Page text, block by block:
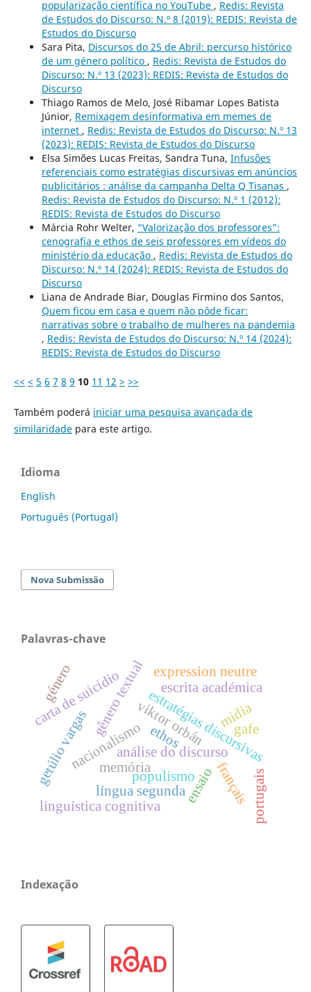
popularização científica no YouTube , Redis: Revista
de Estudos do Discurso: N.º 8 (2019): REDIS: Revista de
Estudos do Discurso
Sara Pita, Discursos do 25 de Abril: percurso histórico
de um género político , Redis: Revista de Estudos do
Discurso: N.º 13 (2023): REDIS: Revista de Estudos do
Discurso
Thiago Ramos de Melo, José Ribamar Lopes Batista
Júnior, Remixagem desinformativa em memes de
internet , Redis: Revista de Estudos do Discurso: N.º 13
(2023): REDIS: Revista de Estudos do Discurso
Elsa Simões Lucas Freitas, Sandra Tuna, Infusões
referenciais como estratégias discursivas em anúncios
publicitários : análise da campanha Delta Q Tisanas ,
Redis: Revista de Estudos do Discurso: N.º 1 (2012):
REDIS: Revista de Estudos do Discurso
Márcia Rohr Welter, “Valorização dos professores”:
cenografia e ethos de seis professores em vídeos do
ministério da educação , Redis: Revista de Estudos do
Discurso: N.º 14 (2024): REDIS: Revista de Estudos do
Discurso
Liana de Andrade Biar, Douglas Firmino dos Santos,
Quem ficou em casa e quem não pôde ficar:
narrativas sobre o trabalho de mulheres na pandemia
, Redis: Revista de Estudos do Discurso: N.º 14 (2024):
REDIS: Revista de Estudos do Discurso
<< < 5 6 7 8 9 10 11 12 > >>
Também poderá iniciar uma pesquisa avançada de
similaridadepara este artigo.
Idioma
English
Português (Portugal)
Nova Submissão
Palavras-chave
análise do discurso
nacionalismo
populismo
estratégias discursivas
viktor orbán
ensaio
escrita académica
língua segunda
gênero textual
carta de suicídio
getúlio vargas ethos
linguística cognitiva
expression neutre
français portugais
gafe
mídia
memória
género
Indexação